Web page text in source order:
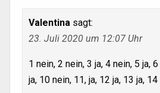
Valentina sagt:
23. Juli 2020 um 12:07 Uhr
1 nein, 2 nein, 3 ja, 4 nein, 5 ja,
ja, 10 nein, 11, ja, 12 ja, 13 ja,